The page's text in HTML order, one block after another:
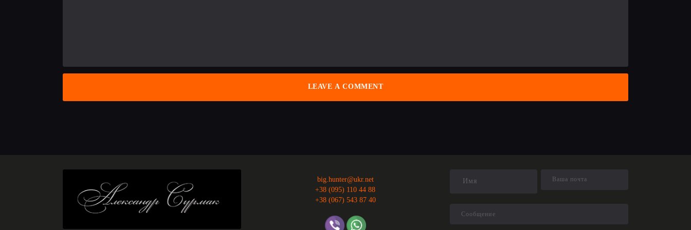
big.hunter@ukr.net
+38 (095) 110 44 88
+38 (067) 543 87 40